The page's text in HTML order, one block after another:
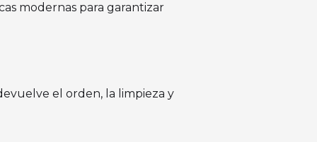
modernas para garantizar
el orden, la limpieza y